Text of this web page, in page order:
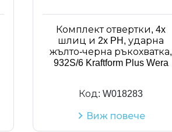
Комплект отвертки, 4x
шлиц и 2x PH, ударна
жълто-черна ръкохватка,
932S/6 Kraftform Plus Wera
Код:W018283
Виж повече